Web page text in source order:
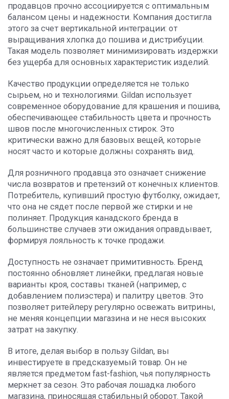
продавцов прочно ассоциируется с оптимальным
балансом цены и надежности. Компания достигла
этого за счет вертикальной интеграции: от
выращивания хлопка до пошива и дистрибуции.
Такая модель позволяет минимизировать издержки
без ущерба для основных характеристик изделий.
Качество продукции определяется не только
сырьем, но и технологиями. Gildan использует
современное оборудование для крашения и пошива,
обеспечивающее стабильность цвета и прочность
швов после многочисленных стирок. Это
критически важно для базовых вещей, которые
носят часто и которые должны сохранять вид.
Для розничного продавца это означает снижение
числа возвратов и претензий от конечных клиентов.
Потребитель, купивший простую футболку, ожидает,
что она не сядет после первой же стирки и не
полиняет. Продукция канадского бренда в
большинстве случаев эти ожидания оправдывает,
формируя лояльность к точке продажи.
Доступность не означает примитивность. Бренд
постоянно обновляет линейки, предлагая новые
варианты кроя, составы тканей (например, с
добавлением полиэстера) и палитру цветов. Это
позволяет ритейлеру регулярно освежать витрины,
не меняя концепции магазина и не неся высоких
затрат на закупку.
В итоге, делая выбор в пользу Gildan, вы
инвестируете в предсказуемый товар. Он не
является предметом fast-fashion, чья популярность
меркнет за сезон. Это рабочая лошадка любого
магазина, приносящая стабильный оборот. Такой